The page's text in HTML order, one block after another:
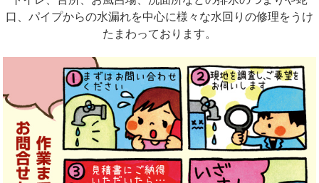
口、パイプからの水漏れを中心に様々な水回りの修理をうけ
たまわっております。